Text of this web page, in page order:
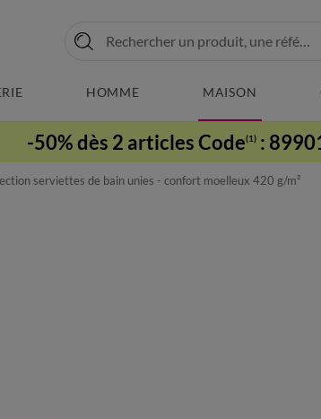
HOMME MAISON
-50% dès 2 articles Code(1) :
serviettes de bain unies - confort moelleux 420 g/m²